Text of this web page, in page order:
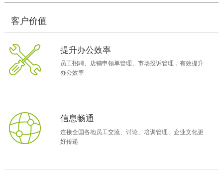
熟练地在电脑上打开IE，在收藏夹中点击OA链接，电脑显示屏上出现
直营店更需重管理
V·GRASS品牌是国内成熟的知名女装企业——南京劲草时装实业有限
公司的主打品牌。经历了11年风雨，今天V·GRASS已发展了成以百货
V·GRASS在女装市场站稳了脚跟，并逐渐发展壮大，目前拥有近两百
家的终端自营网络，在国内时尚女装行业实属罕见。
这种自营品牌连锁经营模式，在价格、货品资源上有优势，商品更新
客户价值
提升办公效率
员工招聘、店铺申领单管理、市场投诉管理，有效提升
办公效率
信息畅通
连接全国各地员工交流、讨论、培训管理、企业文化更
好传递